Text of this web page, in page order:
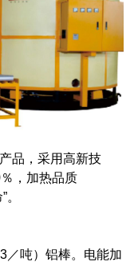
品，采用高新技
，加热品质
／吨）铝棒。电能加